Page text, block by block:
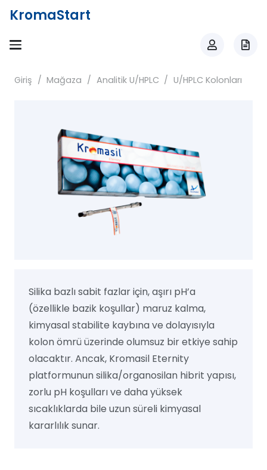
KromaStart
Giriş / Mağaza / Analitik U/HPLC / U/HPLC Kolonları
Silika bazlı sabit fazlar için, aşırı pH’a
(özellikle bazik koşullar) maruz kalma,
kimyasal stabilite kaybına ve dolayısıyla
kolon ömrü üzerinde olumsuz bir etkiye sahip
olacaktır. Ancak, Kromasil Eternity
platformunun silika/organosilan hibrit yapısı,
zorlu pH koşulları ve daha yüksek
sıcaklıklarda bile uzun süreli kimyasal
kararlılık sunar.